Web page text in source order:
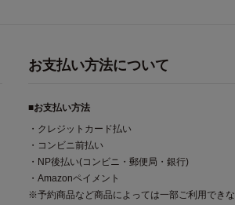
お支払い方法について
■お支払い方法
・クレジットカード払い
・コンビニ前払い
・NP後払い(コンビニ・郵便局・銀行)
・Amazonペイメント
※予約商品など商品によっては一部ご利用でき